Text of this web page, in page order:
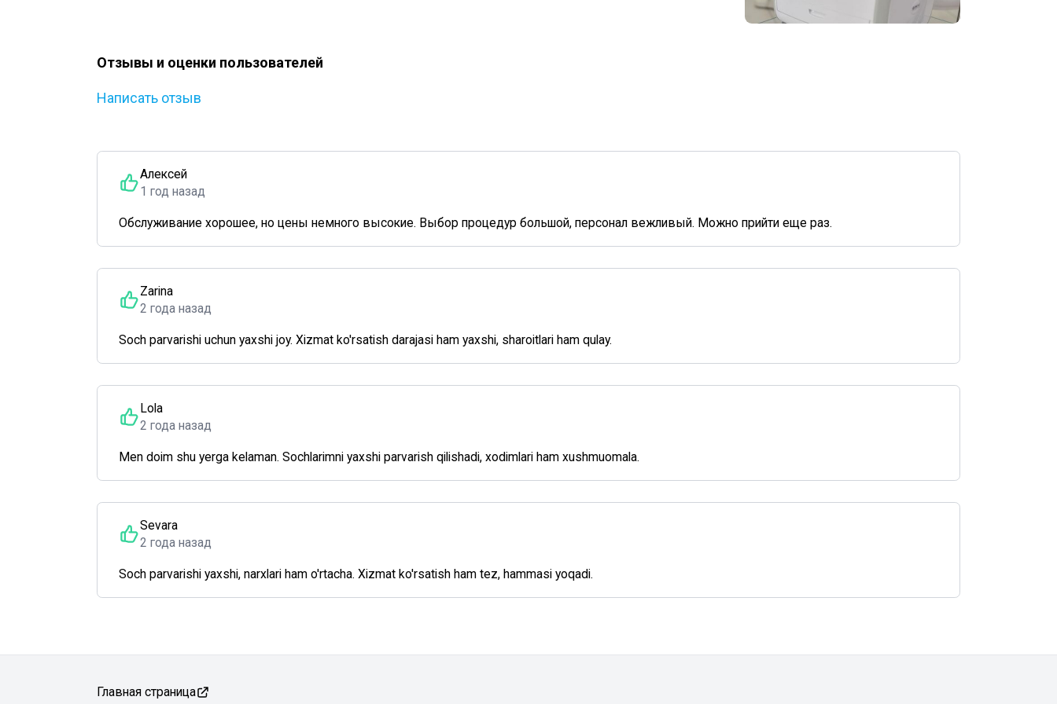
Отзывы и оценки пользователей
Написать отзыв
Алексей
1 год назад
Обслуживание хорошее, но цены немного высокие. Выбор процедур большой, персонал вежливый. Можно прийти еще раз.
Zarina
2 года назад
Soch parvarishi uchun yaxshi joy. Xizmat ko'rsatish darajasi ham yaxshi, sharoitlari ham qulay.
Lola
2 года назад
Men doim shu yerga kelaman. Sochlarimni yaxshi parvarish qilishadi, xodimlari ham xushmuomala.
Sevara
2 года назад
Soch parvarishi yaxshi, narxlari ham o'rtacha. Xizmat ko'rsatish ham tez, hammasi yoqadi.
Главная страница